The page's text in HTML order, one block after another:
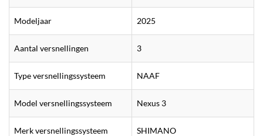
Modeljaar 2025
Aantal versnellingen 3
Type versnellingssysteem NAAF
Model versnellingssysteem Nexus 3
Merk versnellingssysteem SHIMANO